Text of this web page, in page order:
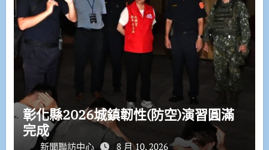
彰化縣2026城鎮韌性(防空)演習圓滿
完成
新聞聯訪中心 8 月 10, 2026